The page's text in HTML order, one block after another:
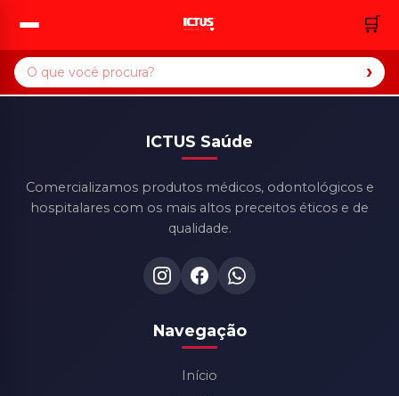
ICTUS Saúde
Comercializamos produtos médicos, odontológicos e
hospitalares com os mais altos preceitos éticos e de
qualidade.
Navegação
Início
🛒
›